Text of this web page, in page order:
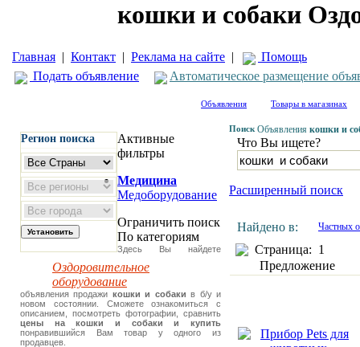
кошки и собаки
Главная | Контакт | Реклама на сайте |
Помощь
Подать объявление
Автоматическое размещение
Объявления Товары в магазинах
Регион поиска
Активные
фильтры
Медицина
Медоборудование
Оздоровительное
оборудование
Ограничить поиск
По категориям
Здесь Вы найдете
объявления продажи кошки и собаки в б/у и
новом состоянии. Сможете ознакомиться с
описанием, посмотреть фотографии, сравнить
цены на кошки и собаки и купить
понравившийся Вам товар у одного из
продавцев.
Объявления
Поиск кошки и
Что Вы ищете?
Расширенный поиск
Найдено в: Частных
Страница: 1
Предложение